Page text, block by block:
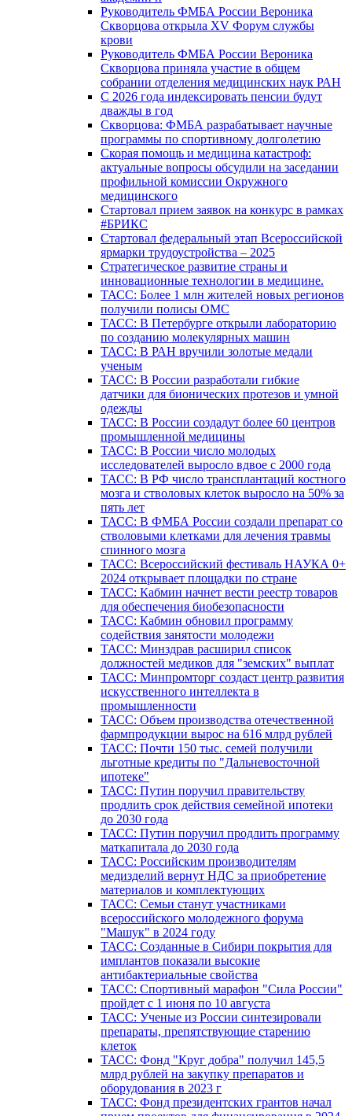
Руководитель ФМБА России Вероника
Скворцова открыла XV Форум службы
крови
Руководитель ФМБА России Вероника
Скворцова приняла участие в общем
собрании отделения медицинских наук РАН
С 2026 года индексировать пенсии будут
дважды в год
Скворцова: ФМБА разрабатывает научные
программы по спортивному долголетию
Скорая помощь и медицина катастроф:
актуальные вопросы обсудили на заседании
профильной комиссии Окружного
медицинского
Стартовал прием заявок на конкурс в рамках
#БРИКС
Стартовал федеральный этап Всероссийской
ярмарки трудоустройства – 2025
Стратегическое развитие страны и
инновационные технологии в медицине.
ТАСС: Более 1 млн жителей новых регионов
получили полисы ОМС
ТАСС: В Петербурге открыли лабораторию
по созданию молекулярных машин
ТАСС: В РАН вручили золотые медали
ученым
ТАСС: В России разработали гибкие
датчики для бионических протезов и умной
одежды
ТАСС: В России создадут более 60 центров
промышленной медицины
ТАСС: В России число молодых
исследователей выросло вдвое с 2000 года
ТАСС: В РФ число трансплантаций костного
мозга и стволовых клеток выросло на 50% за
пять лет
ТАСС: В ФМБА России создали препарат со
стволовыми клетками для лечения травмы
спинного мозга
ТАСС: Всероссийский фестиваль НАУКА 0+
2024 открывает площадки по стране
ТАСС: Кабмин начнет вести реестр товаров
для обеспечения биобезопасности
ТАСС: Кабмин обновил программу
содействия занятости молодежи
ТАСС: Минздрав расширил список
должностей медиков для "земских" выплат
ТАСС: Минпромторг создаст центр развития
искусственного интеллекта в
промышленности
ТАСС: Объем производства отечественной
фармпродукции вырос на 616 млрд рублей
ТАСС: Почти 150 тыс. семей получили
льготные кредиты по "Дальневосточной
ипотеке"
ТАСС: Путин поручил правительству
продлить срок действия семейной ипотеки
до 2030 года
ТАСС: Путин поручил продлить программу
маткапитала до 2030 года
ТАСС: Российским производителям
медизделий вернут НДС за приобретение
материалов и комплектующих
ТАСС: Семьи станут участниками
всероссийского молодежного форума
"Машук" в 2024 году
ТАСС: Созданные в Сибири покрытия для
имплантов показали высокие
антибактериальные свойства
ТАСС: Спортивный марафон "Сила России"
пройдет с 1 июня по 10 августа
ТАСС: Ученые из России синтезировали
препараты, препятствующие старению
клеток
ТАСС: Фонд "Круг добра" получил 145,5
млрд рублей на закупку препаратов и
оборудования в 2023 г
ТАСС: Фонд президентских грантов начал